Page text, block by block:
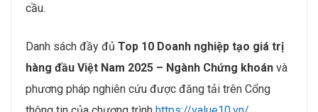
cầu.
Danh sách đầy đủ Top 10 Doanh nghiệp tạo giá trị
hàng đầu Việt Nam 2025 – Ngành Chứng khoán và
phương pháp nghiên cứu được đăng tải trên Cổng